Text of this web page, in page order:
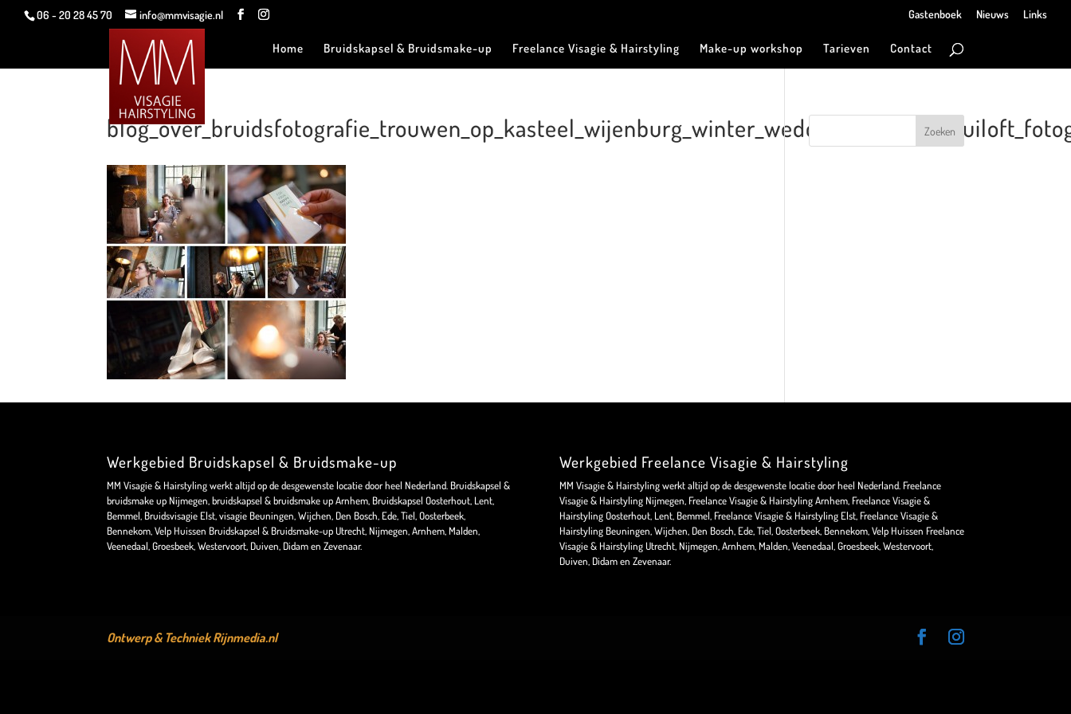
06 - 20 28 45 70 info@mmvisagie.nl Gastenboek Nieuws Links
Home Bruidskapsel & Bruidsmake-up Freelance Visagie & Hairstyling Make-up workshop Tarieven Contact
Werkgebied Bruidskapsel & Bruidsmake-up
MM Visagie & Hairstyling werkt altijd op de desgewenste locatie door heel Nederland. Bruidskapsel &
bruidsmake up Nijmegen, bruidskapsel & bruidsmake up Arnhem, Bruidskapsel Oosterhout, Lent,
Bemmel, Bruidsvisagie Elst, visagie Beuningen, Wijchen, Den Bosch, Ede, Tiel, Oosterbeek,
Bennekom, Velp Huissen Bruidskapsel & Bruidsmake-up Utrecht, Nijmegen, Arnhem, Malden,
Veenedaal, Groesbeek, Westervoort, Duiven, Didam en Zevenaar.
Werkgebied Freelance Visagie & Hairstyling
MM Visagie & Hairstyling werkt altijd op de desgewenste locatie door heel Nederland. Freelance
Visagie & Hairstyling Nijmegen, Freelance Visagie & Hairstyling Arnhem, Freelance Visagie &
Hairstyling Oosterhout, Lent, Bemmel, Freelance Visagie & Hairstyling Elst, Freelance Visagie &
Hairstyling Beuningen, Wijchen, Den Bosch, Ede, Tiel, Oosterbeek, Bennekom, Velp Huissen Freelance
Visagie & Hairstyling Utrecht, Nijmegen, Arnhem, Malden, Veenedaal, Groesbeek, Westervoort,
Duiven, Didam en Zevenaar.
Ontwerp & TechniekRijnmedia.nl